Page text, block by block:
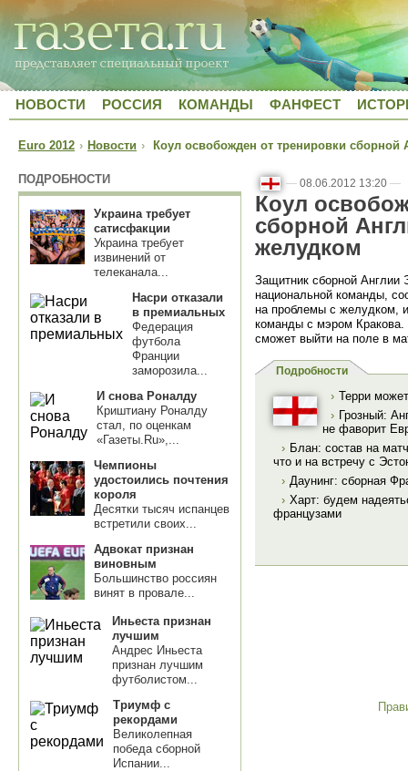
НОВОСТИ РОССИЯ КОМАНДЫ ФАНФЕСТ
Euro 2012 › Новости › Коул освобожден от тренировки сборной
ПОДРОБНОСТИ
Украина требует
сатисфакции
Украина требует
извинений от
телеканала...
Насри отказали
в премиальных
Федерация
футбола
Франции
заморозила...
И снова Роналду
Криштиану Роналду
стал, по оценкам
«Газеты.Ru»,...
Чемпионы
удостоились почтения
короля
Десятки тысяч испанцев
встретили своих...
Адвокат признан
виновным
Большинство россиян
винят в провале...
Иньеста признан
лучшим
Андрес Иньеста
признан лучшим
футболистом...
Триумф с
рекордами
Великолепная
победа сборной
Испании...
— 08.06.2012 13:20 —
Коул
сборной
желудком
Защитник сборной Англии
национальной команды,
на проблемы с желудком,
команды с мэром
сможет выйти на поле в
Подробности
› Терри
› Грозный:
не фаворит
› Блан: состав на
что и на встречу с
› Даунинг: сборная
› Харт: будем
французами